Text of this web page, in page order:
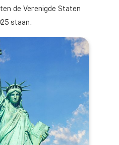
de Verenigde Staten
staan.